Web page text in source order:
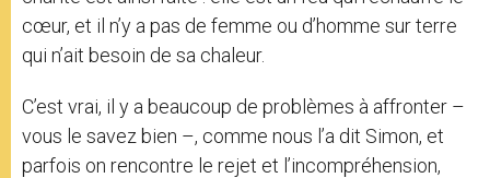
cœur, et il n’y a pas de femme ou d’homme sur terre
qui n’ait besoin de sa chaleur.
C’est vrai, il y a beaucoup de problèmes à affronter –
vous le savez bien –, comme nous l’a dit Simon, et
parfois on rencontre le rejet et l’incompréhension,